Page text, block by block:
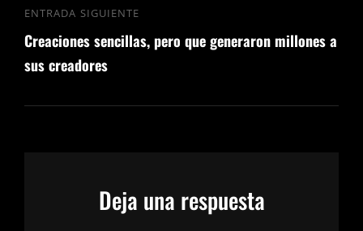
Navegación
de
entradas
Entrada
siguiente
ENTRADA SIGUIENTE
Creaciones sencillas, pero que generaron millones a
sus creadores
Deja una respuesta